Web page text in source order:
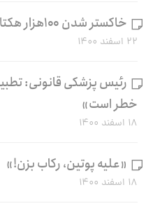
خاکستر شدن ۱۰۰هزار هکتار جنگل و مرتع طی ۵ سال
۲۲ اسفند ۱۴۰۰
رئیس پزشکی قانونی:
خطر است»
۱۸ اسفند ۱۴۰۰
«علیه پوتین، رکاب بزن!»
۱۸ اسفند ۱۴۰۰